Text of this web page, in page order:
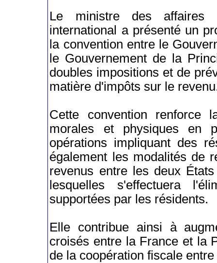
Le ministre des affaires
international a présenté un
la convention entre le
le Gouvernement de la
doubles impositions et de
matière d'impôts sur le
Cette convention renforce
morales et physiques en
opérations impliquant des
également les modalités de
revenus entre les deux
lesquelles s'effectuera
supportées par les résidents.
Elle contribue ainsi à
croisés entre la France et la
de la coopération fiscale